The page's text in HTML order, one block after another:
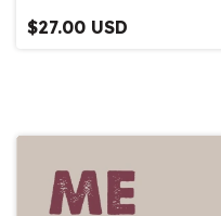
$27.00 USD